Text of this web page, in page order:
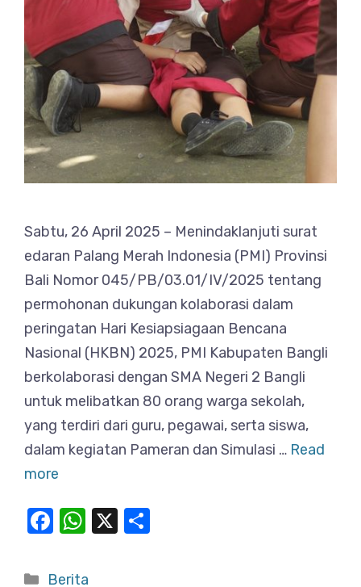
Sabtu, 26 April 2025 – Menindaklanjuti surat
edaran Palang Merah Indonesia (PMI) Provinsi
Bali Nomor 045/PB/03.01/IV/2025 tentang
permohonan dukungan kolaborasi dalam
peringatan Hari Kesiapsiagaan Bencana
Nasional (HKBN) 2025, PMI Kabupaten Bangli
berkolaborasi dengan SMA Negeri 2 Bangli
untuk melibatkan 80 orang warga sekolah,
yang terdiri dari guru, pegawai, serta siswa,
dalam kegiatan Pameran dan Simulasi … Read
more
F
c
W
at
X
Categories
Berita